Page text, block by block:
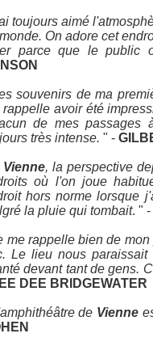
toujours aimé
On adore cet
parce que le public
souvenirs de ma
rappelle avoir été
de mes passages
très intense. " -
Vienne, la perspective
où l'on joue
hors norme lorsque
la pluie qui tombait. " -
me rappelle bien de
Le lieu nous
devant tant de gens.
DEE BRIDGEWATER
de Vienne